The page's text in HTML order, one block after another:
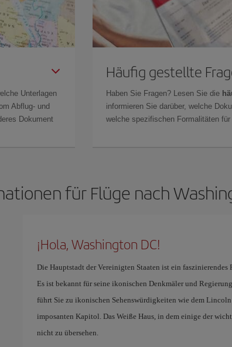
Unterlagen
Abflug- und
Dokument
Häufig gestellte
Haben Sie Fragen? Lesen Sie die
informieren Sie darüber, welche
welche spezifischen Formalitäten
für Flüge nach
¡Hola, Washington DC!
Die Hauptstadt der Vereinigten Staaten ist ein
Es ist bekannt für seine ikonischen Denkmäler und
führt Sie zu ikonischen Sehenswürdigkeiten wie dem
imposanten Kapitol. Das Weiße Haus, in dem einige der
nicht zu übersehen.